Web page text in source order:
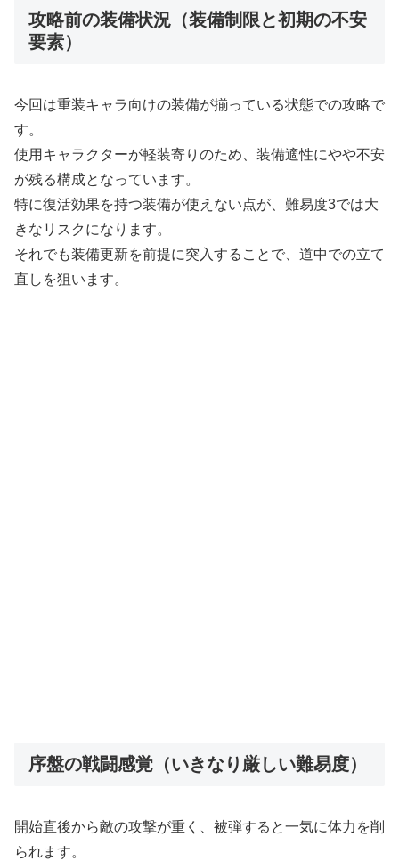
攻略前の装備状況（装備制限と初期の不安
要素）
今回は重装キャラ向けの装備が揃っている状態での攻略で
す。
使用キャラクターが軽装寄りのため、装備適性にやや不安
が残る構成となっています。
特に復活効果を持つ装備が使えない点が、難易度3では大
きなリスクになります。
それでも装備更新を前提に突入することで、道中での立て
直しを狙います。
序盤の戦闘感覚（いきなり厳しい難易度）
開始直後から敵の攻撃が重く、被弾すると一気に体力を削
られます。